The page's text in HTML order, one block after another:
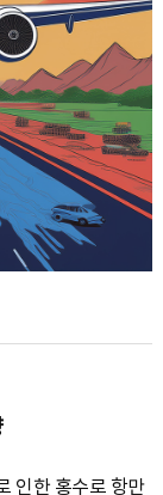
인한 홍수로 항만